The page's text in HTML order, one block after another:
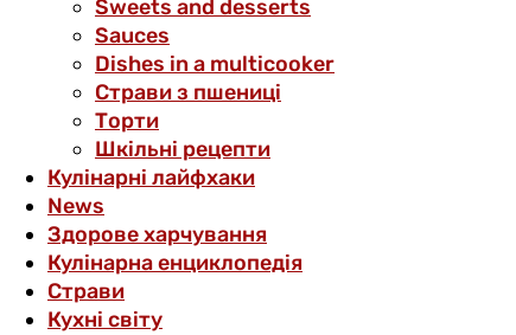
Sweets and desserts
Sauces
Dishes in a multicooker
Страви з пшениці
Торти
Шкільні рецепти
Кулінарні лайфхаки
News
Здорове харчування
Кулінарна енциклопедія
Страви
Кухні світу